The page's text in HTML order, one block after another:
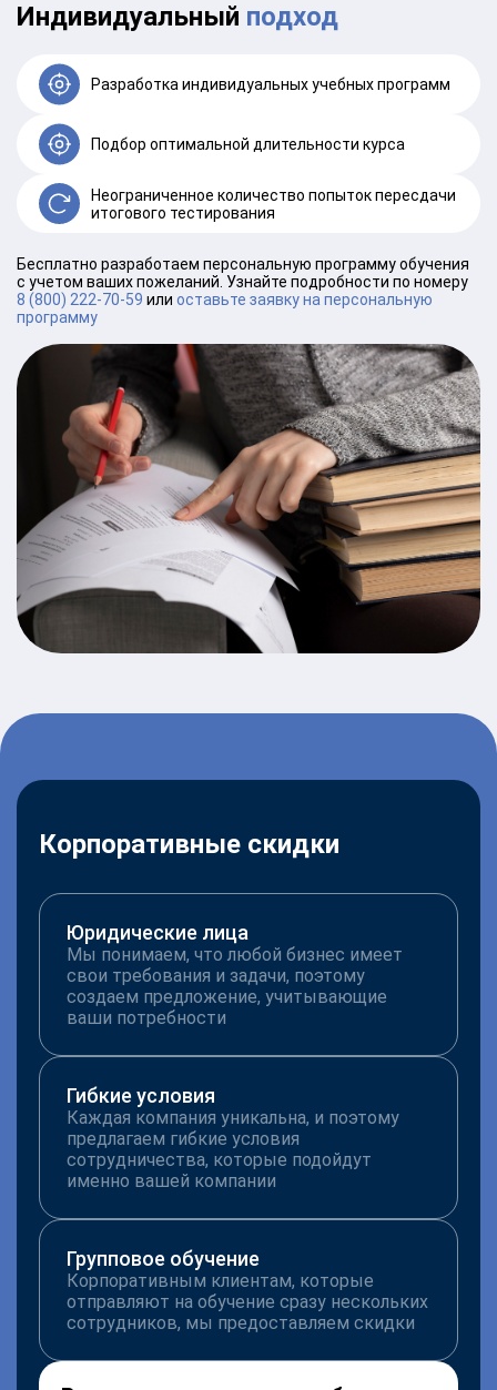
Индивидуальный подход
Разработка индивидуальных учебных программ
Подбор оптимальной длительности курса
Неограниченное количество попыток пересдачи
итогового тестирования
Бесплатно разработаем персональную программу обучения
с учетом ваших пожеланий. Узнайте подробности по номеру
8 (800) 222-70-59 или оставьте заявку на персональную
программу
Корпоративные скидки
Юридические лица
Мы понимаем, что любой бизнес имеет
свои требования и задачи, поэтому
создаем предложение, учитывающие
ваши потребности
Гибкие условия
Каждая компания уникальна, и поэтому
предлагаем гибкие условия
сотрудничества, которые подойдут
именно вашей компании
Групповое обучение
Корпоративным клиентам, которые
отправляют на обучение сразу нескольких
сотрудников, мы предоставляем скидки